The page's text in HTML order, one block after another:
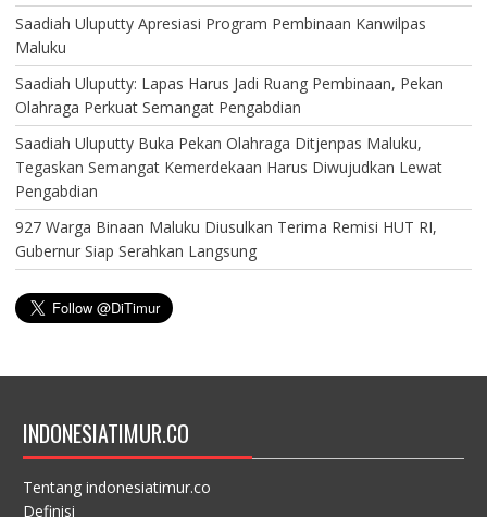
Saadiah Uluputty Apresiasi Program Pembinaan Kanwilpas
Maluku
Saadiah Uluputty: Lapas Harus Jadi Ruang Pembinaan, Pekan
Olahraga Perkuat Semangat Pengabdian
Saadiah Uluputty Buka Pekan Olahraga Ditjenpas Maluku,
Tegaskan Semangat Kemerdekaan Harus Diwujudkan Lewat
Pengabdian
927 Warga Binaan Maluku Diusulkan Terima Remisi HUT RI,
Gubernur Siap Serahkan Langsung
INDONESIATIMUR.CO
Tentang indonesiatimur.co
Definisi